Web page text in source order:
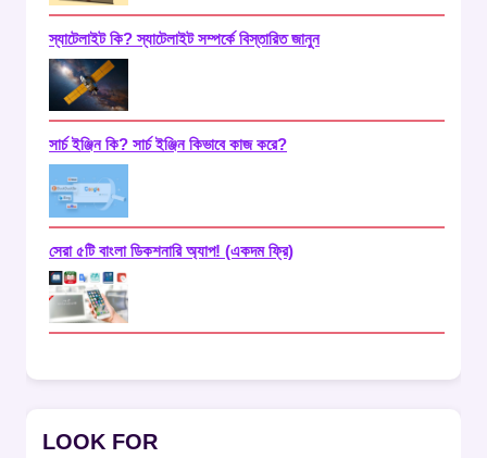
স্যাটেলাইট কি? স্যাটেলাইট সম্পর্কে বিস্তারিত জানুন
সার্চ ইঞ্জিন কি? সার্চ ইঞ্জিন কিভাবে কাজ করে?
সেরা ৫টি বাংলা ডিকশনারি অ্যাপ! (একদম ফ্রি)
LOOK FOR